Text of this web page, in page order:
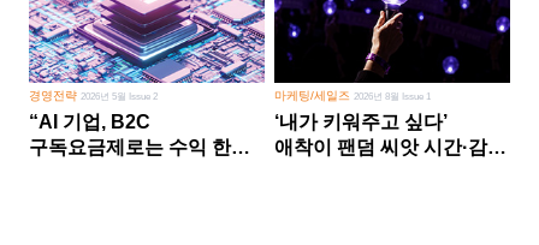
경영전략 2026년 5월 Issue 2
“AI 기업, B2C
구독요금제로는 수익 한계
마케팅/세일즈 2026년 8월 Issue 1
‘내가 키워주고 싶다’
애착이 팬덤 씨앗 시간·감정